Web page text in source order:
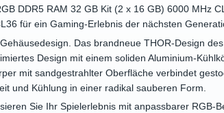
DDR5 RAM 32 GB Kit (2 x 16 GB) 6000 MHz
für ein Gaming-Erlebnis der nächsten
Das brandneue THOR-Design
Design mit einem soliden Aluminium-
mit sandgestrahlter Oberfläche verbindet
und Kühlung in einer radikal sauberen Form.
Sie Ihr Spielerlebnis mit anpassbarer RGB-